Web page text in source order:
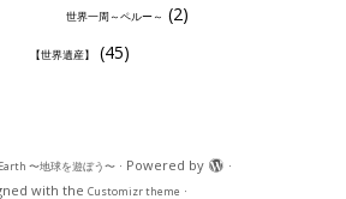
世界一周～ペルー～ (2)
【世界遺産】 (45)
〜地球を遊ぼう〜 · Powered by
·
with the Customizr theme ·